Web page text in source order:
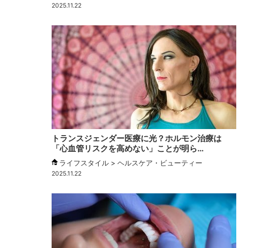
2025.11.22
トランスジェンダー医療に光？ホルモン治療は
「心血管リスクを高めない」ことが明ら…
ライフスタイル > ヘルスケア・ビューティー
2025.11.22